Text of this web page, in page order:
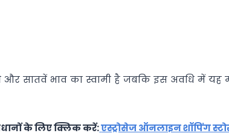
सातवें भाव का स्वामी है जबकि इस अवधि में यह
के लिए क्लिक करें:एस्ट्रोसेज ऑनलाइन शॉपिंग